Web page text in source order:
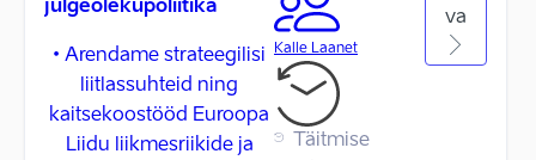
julgeolekupoliitika
• Arendame strateegilisi
liitlassuhteid ning
kaitsekoostööd Euroopa
Liidu liikmesriikide ja
Kalle Laanet
Täitmise
va